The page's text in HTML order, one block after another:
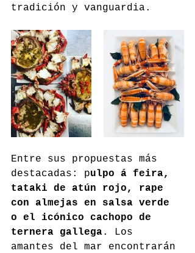
tradición y vanguardia.
Entre sus propuestas más
destacadas: pulpo á feira,
tataki de atún rojo, rape
con almejas en salsa verde
o el icónico cachopo de
ternera gallega. Los
amantes del mar encontrarán